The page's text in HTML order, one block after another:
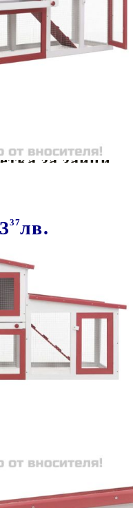
за зайци
37лв.
бр.
5 до 9 дни
плащане по банков път
x Ш x В)